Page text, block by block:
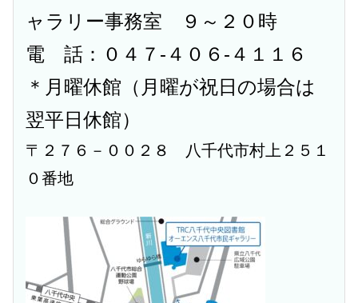
ャラリー事務室 ９～２０時
電 話：０４７-４０６-４１１６
＊月曜休館（月曜が祝日の場合は
翌平日休館）
〒２７６－００２８ 八千代市村上２５１
０番地